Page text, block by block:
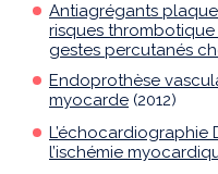
Antiagrégants
risques
gestes percutanés
Endoprothèse
myocarde (2012)
l’ischémie